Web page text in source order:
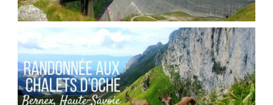
SUISSE // LE BARRAGE DE LA GRANDE
DIXENCE
Audrey Blog,Europe